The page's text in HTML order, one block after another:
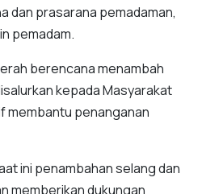
dan prasarana pemadaman,
pemadam.
berencana menambah
kepada Masyarakat
membantu penanganan
ini penambahan selang dan
memberikan dukungan